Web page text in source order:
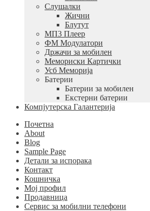
Слушалки
Жични
Блутут
МП3 Плеер
ФМ Модулатори
Држачи за мобилен
Мемориски Картички
Усб Меморија
Батерии
Батерии за мобилен
Екстерни батерии
Компјутерска Галантерија
Почетна
About
Blog
Sample Page
Детали за испорака
Контакт
Кошничка
Мој профил
Продавница
Сервис за мобилни телефони